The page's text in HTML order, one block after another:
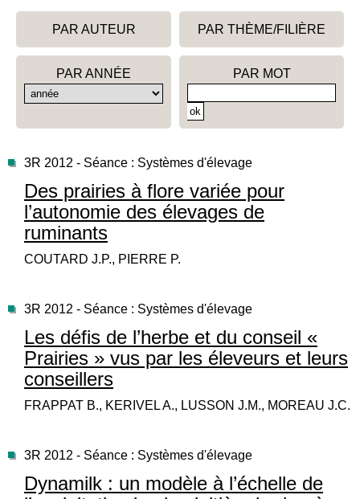
PAR AUTEUR PAR THÈME/FILIÈRE
PAR ANNÉE PAR MOT
3R 2012 - Séance : Systèmes d'élevage
Des prairies à flore variée pour
l’autonomie des élevages de
ruminants
COUTARD J.P., PIERRE P.
3R 2012 - Séance : Systèmes d'élevage
Les défis de l’herbe et du conseil «
Prairies » vus par les éleveurs et leurs
conseillers
FRAPPAT B., KERIVEL A., LUSSON J.M., MOREAU J.C.
3R 2012 - Séance : Systèmes d'élevage
Dynamilk : un modèle à l’échelle de